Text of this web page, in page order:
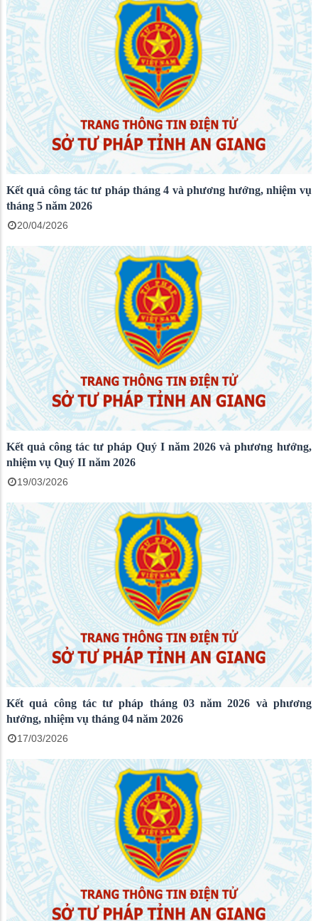
Kết quả công tác tư pháp tháng 4 và phương hướng, nhiệm vụ
tháng 5 năm 2026
20/04/2026
Kết quả công tác tư pháp Quý I năm 2026 và phương hướng,
nhiệm vụ Quý II năm 2026
19/03/2026
Kết quả công tác tư pháp tháng 03 năm 2026 và phương
hướng, nhiệm vụ tháng 04 năm 2026
17/03/2026